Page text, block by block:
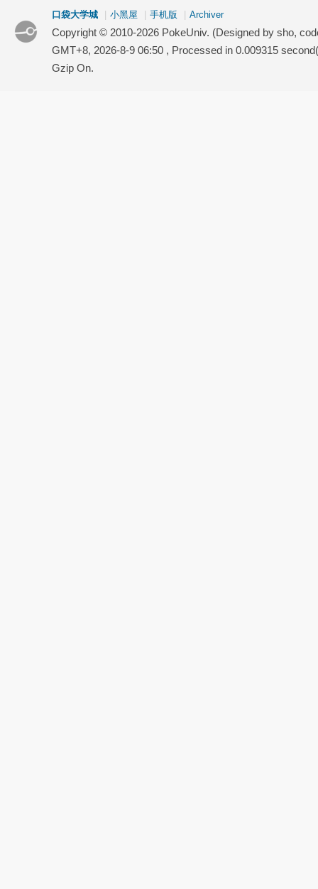
口袋大学城 小黑屋 手机版 Archiver
Copyright © 2010-2026 PokeUniv. (Designed by sho,
GMT+8, 2026-8-9 06:50 , Processed in 0.009315
Gzip On.